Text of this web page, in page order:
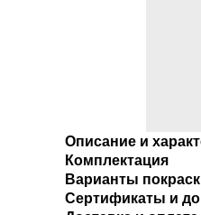
Описание и
Комплектация
Варианты
Сертификаты и